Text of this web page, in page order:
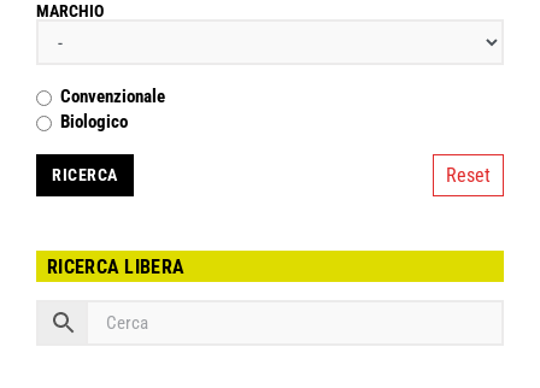
MARCHIO
Convenzionale
Biologico
Reset
RICERCA LIBERA